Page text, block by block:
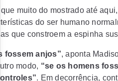
muito do mostrado até
do ser humano
que constroem a espinha
fossem anjos”, aponta
modo, “se os homens
. Em decorrência,